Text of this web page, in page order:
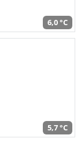
6,0 °C
5,7 °C